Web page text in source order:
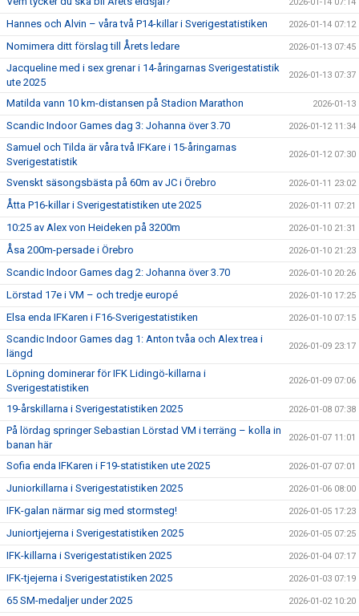
Hannes och Alvin – våra två P14-killar i Sverigestatistiken 2026-01-14 07:12
Nomimera ditt förslag till Årets ledare 2026-01-13 07:45
Jacqueline med i sex grenar i 14-åringarnas Sverigestatistik
ute 2025
2026-01-13 07:37
Matilda vann 10 km-distansen på Stadion Marathon 2026-01-13
Scandic Indoor Games dag 3: Johanna över 3.70 2026-01-12 11:34
Samuel och Tilda är våra två IFKare i 15-åringarnas
Sverigestatistik
2026-01-12 07:30
Svenskt säsongsbästa på 60m av JC i Örebro 2026-01-11 23:02
Åtta P16-killar i Sverigestatistiken ute 2025 2026-01-11 07:21
10:25 av Alex von Heideken på 3200m 2026-01-10 21:31
Åsa 200m-persade i Örebro 2026-01-10 21:23
Scandic Indoor Games dag 2: Johanna över 3.70 2026-01-10 20:26
Lörstad 17e i VM – och tredje europé 2026-01-10 17:25
Elsa enda IFKaren i F16-Sverigestatistiken 2026-01-10 07:15
Scandic Indoor Games dag 1: Anton tvåa och Alex trea i
längd
2026-01-09 23:17
Löpning dominerar för IFK Lidingö-killarna i
Sverigestatistiken
2026-01-09 07:06
19-årskillarna i Sverigestatistiken 2025 2026-01-08 07:38
På lördag springer Sebastian Lörstad VM i terräng – kolla in
banan här
2026-01-07 11:01
Sofia enda IFKaren i F19-statistiken ute 2025 2026-01-07 07:01
Juniorkillarna i Sverigestatistiken 2025 2026-01-06 08:00
IFK-galan närmar sig med stormsteg! 2026-01-05 17:23
Juniortjejerna i Sverigestatistiken 2025 2026-01-05 07:25
IFK-killarna i Sverigestatistiken 2025 2026-01-04 07:17
IFK-tjejerna i Sverigestatistiken 2025 2026-01-03 07:19
65 SM-medaljer under 2025 2026-01-02 10:20